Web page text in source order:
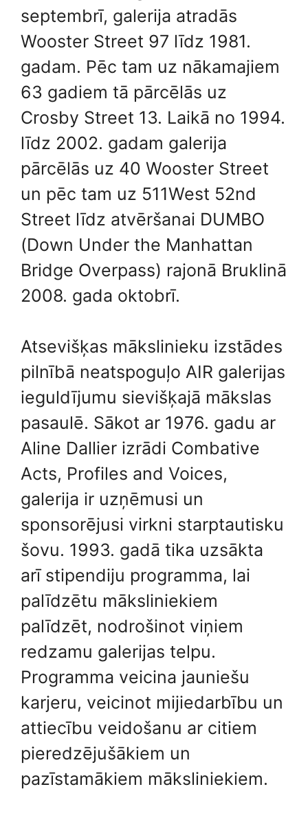
septembrī, galerija atradās
Wooster Street 97 līdz 1981.
gadam. Pēc tam uz nākamajiem
63 gadiem tā pārcēlās uz
Crosby Street 13. Laikā no 1994.
līdz 2002. gadam galerija
pārcēlās uz 40 Wooster Street
un pēc tam uz 511West 52nd
Street līdz atvēršanai DUMBO
(Down Under the Manhattan
Bridge Overpass) rajonā Bruklinā
2008. gada oktobrī.
Atsevišķas mākslinieku izstādes
pilnībā neatspoguļo AIR galerijas
ieguldījumu sievišķajā mākslas
pasaulē. Sākot ar 1976. gadu ar
Aline Dallier izrādi Combative
Acts, Profiles and Voices,
galerija ir uzņēmusi un
sponsorējusi virkni starptautisku
šovu. 1993. gadā tika uzsākta
arī stipendiju programma, lai
palīdzētu māksliniekiem
palīdzēt, nodrošinot viņiem
redzamu galerijas telpu.
Programma veicina jauniešu
karjeru, veicinot mijiedarbību un
attiecību veidošanu ar citiem
pieredzējušākiem un
pazīstamākiem māksliniekiem.